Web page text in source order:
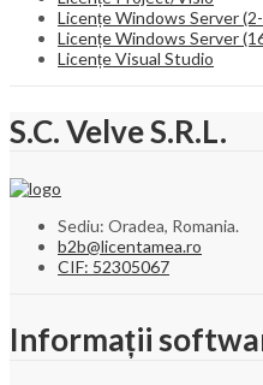
Licențe Windows Server
Licențe Windows Server
Licențe Visual Studio
S.C. Velve S.R.L.
Sediu: Oradea, Romania.
b2b@licentamea.ro
CIF: 52305067
Informații